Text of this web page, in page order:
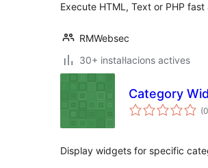
Execute HTML, Text or PHP
RMWebsec
30+ instal·lacions actives
Category
(0
Display widgets for specific